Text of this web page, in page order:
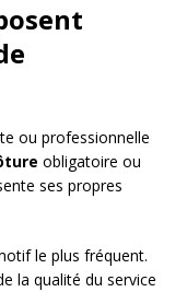
ou professionnelle
obligatoire ou
ses propres
le plus fréquent.
la qualité du service